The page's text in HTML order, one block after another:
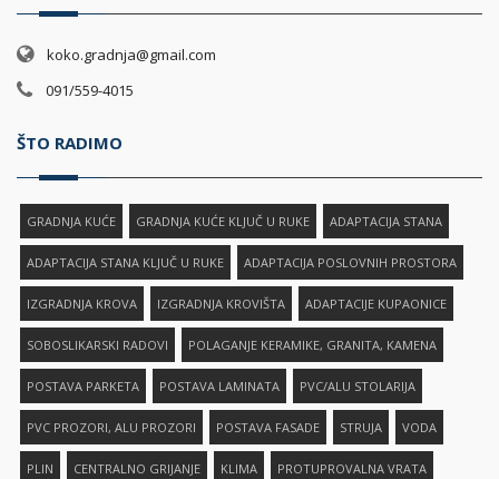
koko.gradnja@gmail.com
091/559-4015
ŠTO RADIMO
GRADNJA KUĆE GRADNJA KUĆE KLJUČ U RUKE ADAPTACIJA STANA
ADAPTACIJA STANA KLJUČ U RUKE ADAPTACIJA POSLOVNIH PROSTORA
IZGRADNJA KROVA IZGRADNJA KROVIŠTA ADAPTACIJE KUPAONICE
SOBOSLIKARSKI RADOVI POLAGANJE KERAMIKE, GRANITA, KAMENA
POSTAVA PARKETA POSTAVA LAMINATA PVC/ALU STOLARIJA
PVC PROZORI, ALU PROZORI POSTAVA FASADE STRUJA VODA
PLIN CENTRALNO GRIJANJE KLIMA PROTUPROVALNA VRATA